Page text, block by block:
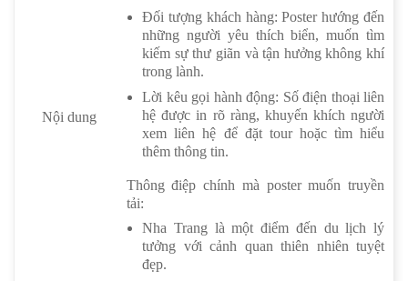
Nội dung
Đối tượng khách hàng: Poster hướng đến
những người yêu thích biển, muốn tìm
kiếm sự thư giãn và tận hưởng không khí
trong lành.
Lời kêu gọi hành động: Số điện thoại liên
hệ được in rõ ràng, khuyến khích người
xem liên hệ để đặt tour hoặc tìm hiểu
thêm thông tin.
Thông điệp chính mà poster muốn truyền
tải:
Nha Trang là một điểm đến du lịch lý
tưởng với cảnh quan thiên nhiên tuyệt
đẹp.